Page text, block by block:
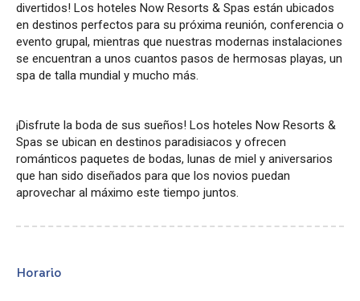
divertidos! Los hoteles Now Resorts & Spas están ubicados
en destinos perfectos para su próxima reunión, conferencia o
evento grupal, mientras que nuestras modernas instalaciones
se encuentran a unos cuantos pasos de hermosas playas, un
spa de talla mundial y mucho más.
¡Disfrute la boda de sus sueños! Los hoteles Now Resorts &
Spas se ubican en destinos paradisiacos y ofrecen
románticos paquetes de bodas, lunas de miel y aniversarios
que han sido diseñados para que los novios puedan
aprovechar al máximo este tiempo juntos.
Horario